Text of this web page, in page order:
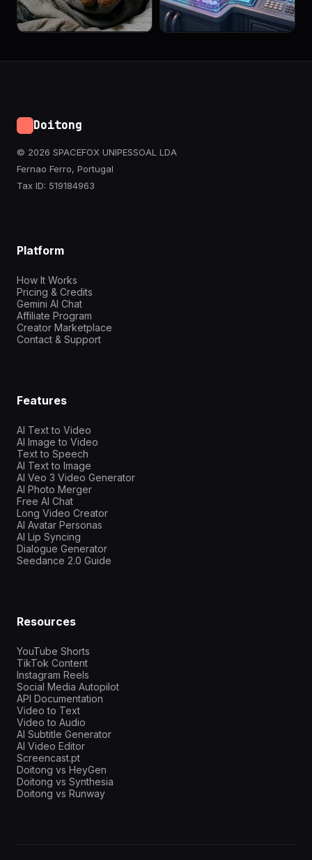
Doitong
© 2026 SPACEFOX UNIPESSOAL LDA
Fernao Ferro, Portugal
Tax ID: 519184963
Platform
How It Works
Pricing & Credits
Gemini AI Chat
Affiliate Program
Creator Marketplace
Contact & Support
Features
AI Text to Video
AI Image to Video
Text to Speech
AI Text to Image
AI Veo 3 Video Generator
AI Photo Merger
Free AI Chat
Long Video Creator
AI Avatar Personas
AI Lip Syncing
Dialogue Generator
Seedance 2.0 Guide
Resources
YouTube Shorts
TikTok Content
Instagram Reels
Social Media Autopilot
API Documentation
Video to Text
Video to Audio
AI Subtitle Generator
AI Video Editor
Screencast.pt
Doitong vs HeyGen
Doitong vs Synthesia
Doitong vs Runway